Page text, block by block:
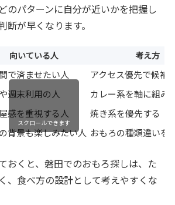
のパターンに自分が近いかを把握し
断が早くなります。
向いている人 考え方
で済ませたい人
アクセス優先で候補
週末利用の人
カレー系を軸に組み
感を重視する人
焼き系を優先する
背景も楽しみたい人 おもろの種類違いを
スクロールできます
おくと、磐田でのおもろ探しは、た
、食べ方の設計として考えやすくな